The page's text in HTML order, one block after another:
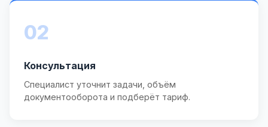
02
Консультация
Специалист уточнит задачи, объём
документооборота и подберёт тариф.